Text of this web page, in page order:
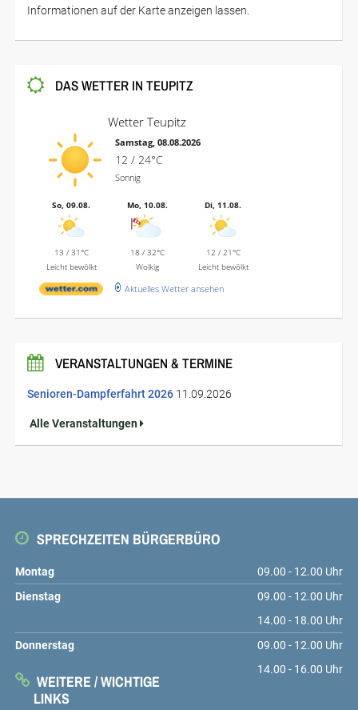
Informationen auf der Karte anzeigen lassen.
DAS WETTER IN TEUPITZ
Wetter Teupitz
Samstag, 08.08.2026
12 / 24°C
Sonnig
So, 09.08.
13 / 31°C
Leicht bewölkt
Mo, 10.08.
18 / 32°C
Wolkig
Di, 11.08.
12 / 21°C
Leicht bewölkt
Aktuelles Wetter ansehen
VERANSTALTUNGEN & TERMINE
Senioren-Dampferfahrt 2026 11.09.2026
Alle Veranstaltungen
SPRECHZEITEN BÜRGERBÜRO
Montag
09.00 - 12.00 Uhr
Dienstag
09.00 - 12.00 Uhr
14.00 - 18.00 Uhr
Donnerstag
09.00 - 12.00 Uhr
14.00 - 16.00 Uhr
WEITERE / WICHTIGE
LINKS